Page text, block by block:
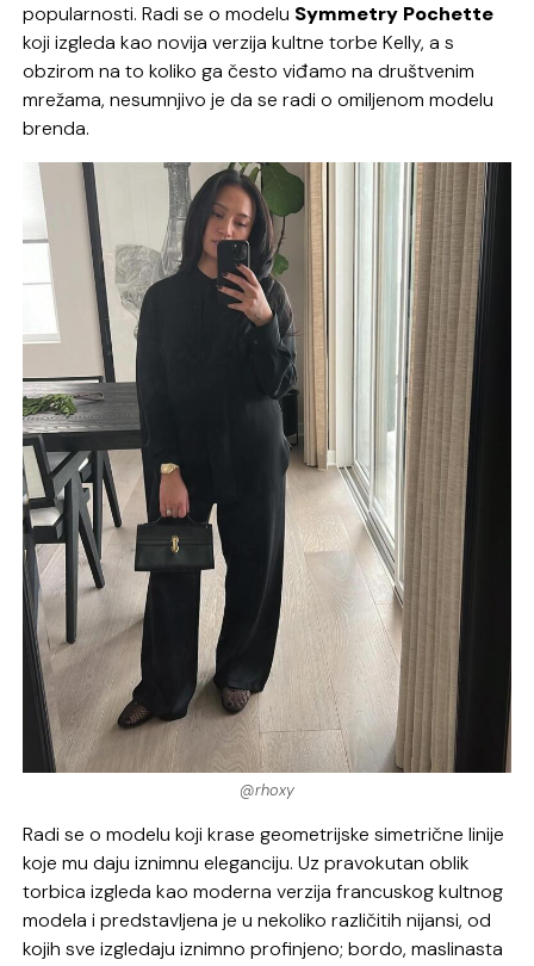
popularnosti. Radi se o modelu Symmetry Pochette
koji izgleda kao novija verzija kultne torbe Kelly, a s
obzirom na to koliko ga često viđamo na društvenim
mrežama, nesumnjivo je da se radi o omiljenom modelu
brenda.
@rhoxy
Radi se o modelu koji krase geometrijske simetrične linije
koje mu daju iznimnu eleganciju. Uz pravokutan oblik
torbica izgleda kao moderna verzija francuskog kultnog
modela i predstavljena je u nekoliko različitih nijansi, od
kojih sve izgledaju iznimno profinjeno; bordo, maslinasta